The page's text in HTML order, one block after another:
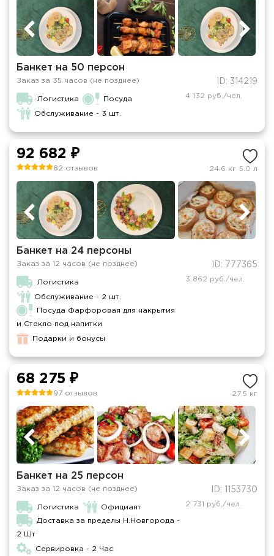
Банкет на 50 персон
Заказ за 35 часов (не позднее) ID: 314219
Логистика Посуда
Обслуживание - 3 шт.
4 132 руб./чел.
92 682 ₽
82 отзывов 24.6 кг 5.0 л
Банкет на 24 персоны
Заказ за 12 часов (не позднее) ID: 777365
Логистика
Обслуживание - 2 шт.
Посуда Фарфоровая для накрытия
и Стекло под напитки
Подарки и бонусы
3 862 руб./чел.
68 275 ₽
97 отзывов 27.5 кг
Банкет на 25 персон
Заказ за 12 часов (не позднее) ID: 1153730
Логистика
Официант
Доставка за пределы Н.Новгорода -
2 Шт
Сервировка - 2 Час
2 731 руб./чел.